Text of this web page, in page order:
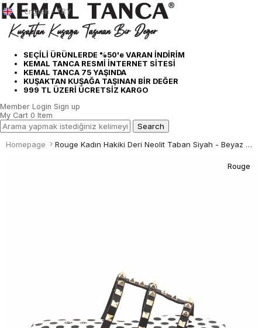
SEÇİLİ ÜRÜNLERDE %50'e VARAN İNDİRİM
KEMAL TANCA RESMİ İNTERNET SİTESİ
KEMAL TANCA 75 YAŞINDA
KUŞAKTAN KUŞAĞA TAŞINAN BİR DEĞER
999 TL ÜZERİ ÜCRETSİZ KARGO
English - TRY
Member Login Sign up
My Cart 0 Item
Homepage Rouge Kadın Hakiki Deri Neolit Taban Siyah - Beyaz Terlik Terlik
Rouge